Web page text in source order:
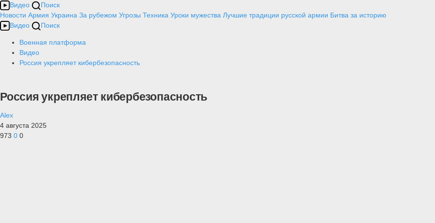
Видео
Поиск
Новости Армия Украина За рубежом Угрозы Техника Уроки мужества Лучшие традиции русской армии Битва за историю
Видео
Поиск
Военная платформа
Видео
Россия укрепляет кибербезопасность
Россия укрепляет кибербезопасность
Alex
4 августа 2025
973 0 0